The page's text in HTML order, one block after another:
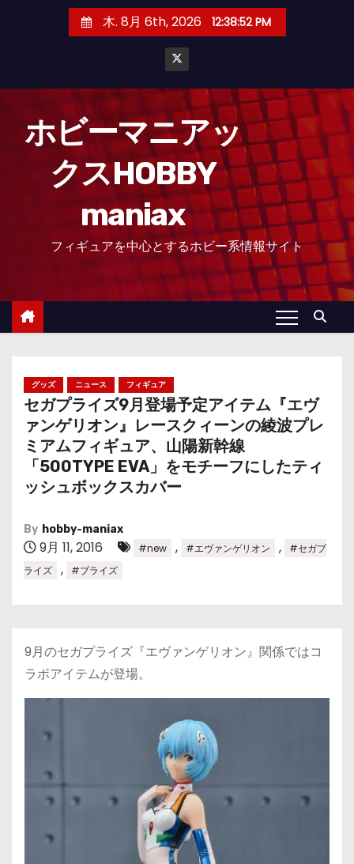
木. 8月 6th, 2026 12:38:53 PM
ホビーマニアッ
クスHOBBY
maniax
フィギュアを中心とするホビー系情報サイト
グッズ ニュース フィギュア
セガプライズ9月登場予定アイテム『エヴ
ァンゲリオン』レースクィーンの綾波プレ
ミアムフィギュア、山陽新幹線
「500TYPE EVA」をモチーフにしたティ
ッシュボックスカバー
By hobby-maniax
9月 11, 2016 #new , #エヴァンゲリオン ,
#セガプ
ライズ
, #プライズ
9月のセガプライズ『エヴァンゲリオン』関係ではコ
ラボアイテムが登場。